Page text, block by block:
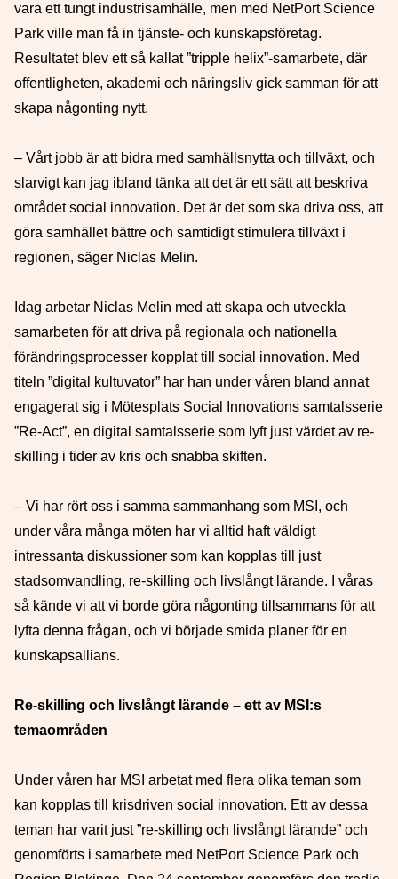
vara ett tungt industrisamhälle, men med NetPort Science
Park ville man få in tjänste- och kunskapsföretag.
Resultatet blev ett så kallat ”tripple helix”-samarbete, där
offentligheten, akademi och näringsliv gick samman för att
skapa någonting nytt.
– Vårt jobb är att bidra med samhällsnytta och tillväxt, och
slarvigt kan jag ibland tänka att det är ett sätt att beskriva
området social innovation. Det är det som ska driva oss, att
göra samhället bättre och samtidigt stimulera tillväxt i
regionen, säger Niclas Melin.
Idag arbetar Niclas Melin med att skapa och utveckla
samarbeten för att driva på regionala och nationella
förändringsprocesser kopplat till social innovation. Med
titeln ”digital kultuvator” har han under våren bland annat
engagerat sig i Mötesplats Social Innovations samtalsserie
”Re-Act”, en digital samtalsserie som lyft just värdet av re-
skilling i tider av kris och snabba skiften.
– Vi har rört oss i samma sammanhang som MSI, och
under våra många möten har vi alltid haft väldigt
intressanta diskussioner som kan kopplas till just
stadsomvandling, re-skilling och livslångt lärande. I våras
så kände vi att vi borde göra någonting tillsammans för att
lyfta denna frågan, och vi började smida planer för en
kunskapsallians.
Re-skilling och livslångt lärande – ett av MSI:s
temaområden
Under våren har MSI arbetat med flera olika teman som
kan kopplas till krisdriven social innovation. Ett av dessa
teman har varit just ”re-skilling och livslångt lärande” och
genomförts i samarbete med NetPort Science Park och